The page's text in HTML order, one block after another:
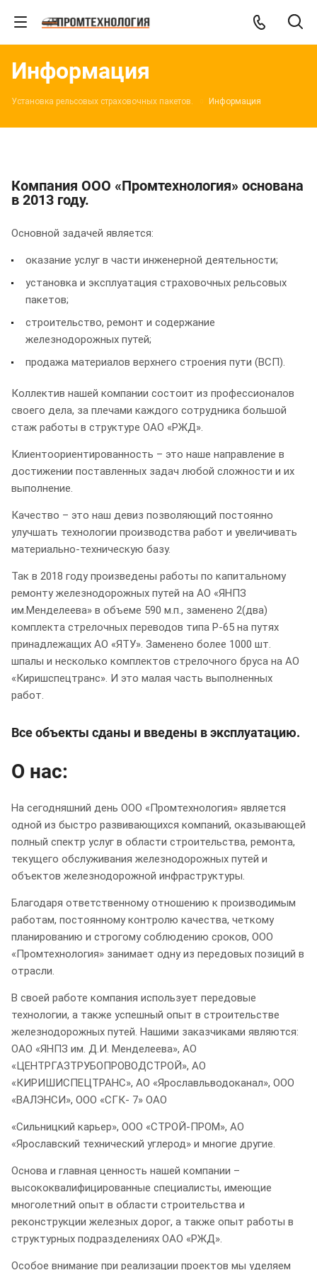
Информация
Установка рельсовых страховочных пакетов. Информация
Компания ООО «Промтехнология» основана
в 2013 году.
Основной задачей является:
оказание услуг в части инженерной деятельности;
установка и эксплуатация страховочных рельсовых
пакетов;
строительство, ремонт и содержание
железнодорожных путей;
продажа материалов верхнего строения пути (ВСП).
Коллектив нашей компании состоит из профессионалов
своего дела, за плечами каждого сотрудника большой
стаж работы в структуре ОАО «РЖД».
Клиентоориентированность – это наше направление в
достижении поставленных задач любой сложности и их
выполнение.
Качество – это наш девиз позволяющий постоянно
улучшать технологии производства работ и увеличивать
материально-техническую базу.
Так в 2018 году произведены работы по капитальному
ремонту железнодорожных путей на АО «ЯНПЗ
им.Менделеева» в объеме 590 м.п., заменено 2(два)
комплекта стрелочных переводов типа Р-65 на путях
принадлежащих АО «ЯТУ». Заменено более 1000 шт.
шпалы и несколько комплектов стрелочного бруса на АО
«Киришспецтранс». И это малая часть выполненных
работ.
Все объекты сданы и введены в эксплуатацию.
О нас:
На сегодняшний день ООО «Промтехнология» является
одной из быстро развивающихся компаний, оказывающей
полный спектр услуг в области строительства, ремонта,
текущего обслуживания железнодорожных путей и
объектов железнодорожной инфраструктуры.
Благодаря ответственному отношению к производимым
работам, постоянному контролю качества, четкому
планированию и строгому соблюдению сроков, ООО
«Промтехнология» занимает одну из передовых позиций в
отрасли.
В своей работе компания использует передовые
технологии, а также успешный опыт в строительстве
железнодорожных путей. Нашими заказчиками являются:
ОАО «ЯНПЗ им. Д.И. Менделеева», АО
«ЦЕНТРГАЗТРУБОПРОВОДСТРОЙ», АО
«КИРИШИСПЕЦТРАНС», АО «Ярославльводоканал», ООО
«ВАЛЭНСИ», ООО «СГК- 7» ОАО
«Сильницкий карьер», ООО «СТРОЙ-ПРОМ», АО
«Ярославский технический углерод» и многие другие.
Основа и главная ценность нашей компании –
высококвалифицированные специалисты, имеющие
многолетний опыт в области строительства и
реконструкции железных дорог, а также опыт работы в
структурных подразделениях ОАО «РЖД».
Особое внимание при реализации проектов мы уделяем